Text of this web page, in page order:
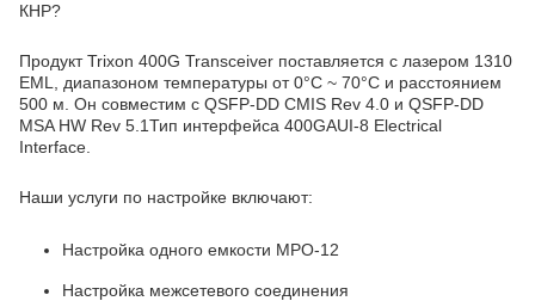
КНР?
Продукт Trixon 400G Transceiver поставляется с лазером 1310
EML, диапазоном температуры от 0°C ~ 70°C и расстоянием
500 м. Он совместим с QSFP-DD CMIS Rev 4.0 и QSFP-DD
MSA HW Rev 5.1Тип интерфейса 400GAUI-8 Electrical
Interface.
Наши услуги по настройке включают:
Настройка одного емкости MPO-12
Настройка межсетевого соединения